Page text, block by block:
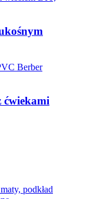
ćwiekami